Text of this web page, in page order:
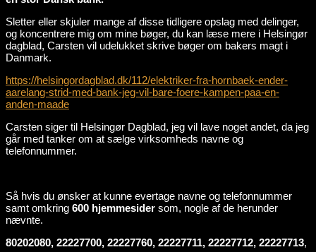
Sletter eller skjuler mange af disse tidligere opslag med delinger,
og koncentrere mig om mine bøger, du kan læse mere i Helsingør
dagblad, Carsten vil udelukket skrive bøger om bakers magt i
Danmark.
https://helsingordagblad.dk/112/elektriker-fra-hornbaek-ender-
aarelang-strid-med-bank-jeg-vil-bare-foere-kampen-paa-en-
anden-maade
Carsten siger til Helsingør Dagblad, jeg vil lave noget andet, da jeg
går med tanker om at sælge virksomheds navne og
telefonnummer.
Så hvis du ønsker at kunne evertage navne og telefonnummer
samt omkring 600 hjemmesider som, nogle af de herunder
nævnte.
80202080, 22227700, 22227760, 22227711, 22227712, 22227713,